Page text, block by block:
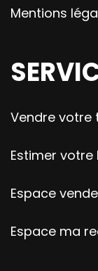
Mentions
Vendre votre
Estimer votre
Espace
Espace ma